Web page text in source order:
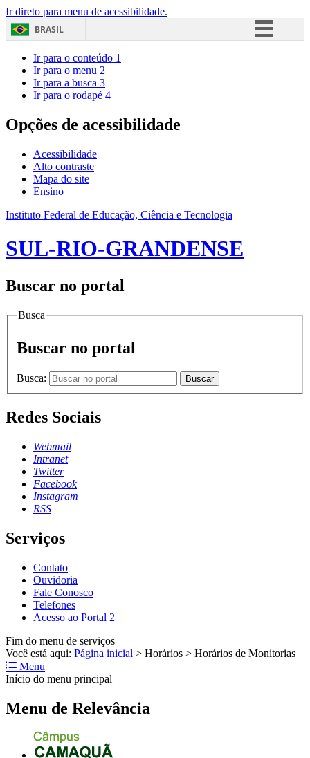
Ir direto para menu de acessibilidade.
BRASIL
Acesso à informação
Ir para o conteúdo 1
Ir para o menu 2
Ir para a busca 3
Ir para o rodapé 4
Opções de acessibilidade
Acessibilidade
Alto contraste
Mapa do site
Ensino
Instituto Federal de Educação, Ciência e Tecnologia
SUL-RIO-GRANDENSE
Buscar no portal
Busca
Buscar no portal
Busca: Buscar
Redes Sociais
Webmail
Intranet
Twitter
Facebook
Instagram
RSS
Serviços
Contato
Ouvidoria
Fale Conosco
Telefones
Acesso ao Portal 2
Fim do menu de serviços
Você está aqui: Página inicial > Horários > Horários de Monitorias
Menu
Início do menu principal
Menu de Relevância